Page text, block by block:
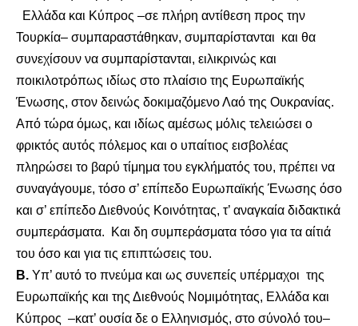
Ελλάδα και Κύπρος –σε πλήρη αντίθεση προς την
Τουρκία– συμπαραστάθηκαν, συμπαρίστανται και θα
συνεχίσουν να συμπαρίστανται, ειλικρινώς και
ποικιλοτρόπως ιδίως στο πλαίσιο της Ευρωπαϊκής
Ένωσης, στον δεινώς δοκιμαζόμενο Λαό της Ουκρανίας.
Από τώρα όμως, και ιδίως αμέσως μόλις τελειώσει ο
φρικτός αυτός πόλεμος και ο υπαίτιος εισβολέας
πληρώσει το βαρύ τίμημα του εγκλήματός του, πρέπει να
συναγάγουμε, τόσο σ’ επίπεδο Ευρωπαϊκής Ένωσης όσο
και σ’ επίπεδο Διεθνούς Κοινότητας, τ’ αναγκαία διδακτικά
συμπεράσματα. Και δη συμπεράσματα τόσο για τα αίτιά
του όσο και για τις επιπτώσεις του.
Β. Υπ’ αυτό το πνεύμα και ως συνεπείς υπέρμαχοι της
Ευρωπαϊκής και της Διεθνούς Νομιμότητας, Ελλάδα και
Κύπρος –κατ’ ουσία δε ο Ελληνισμός, στο σύνολό του–